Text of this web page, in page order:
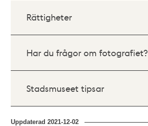
Rättigheter
Har du frågor om fotografiet?
Stadsmuseet tipsar
Uppdaterad2021-12-02